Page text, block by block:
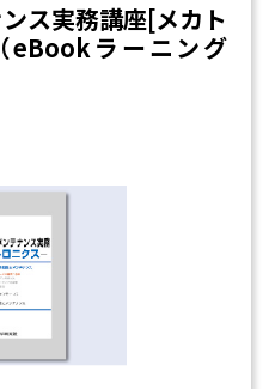
ス実務講座[メカト
eBookラーニング